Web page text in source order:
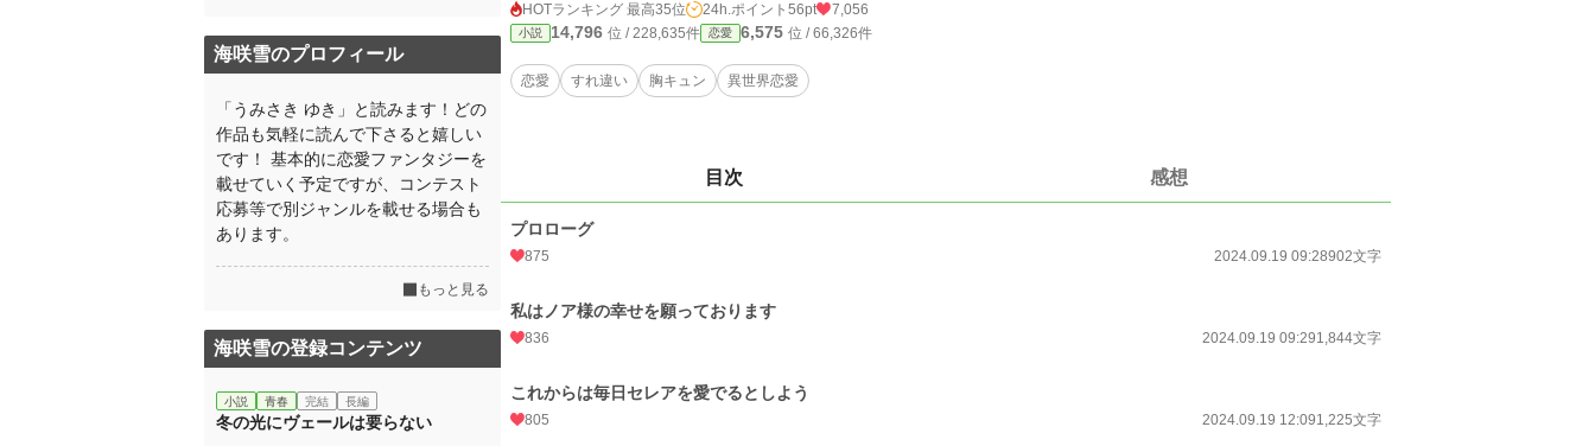
HOTランキング 最高35位 24h.ポイント 56pt 7,056
小説 14,796 位 / 228,635件 恋愛 6,575 位 / 66,326件
恋愛 すれ違い 胸キュン 異世界恋愛
目次 感想
プロローグ
875 2024.09.19 09:28902文字
私はノア様の幸せを願っております
836 2024.09.19 09:291,844文字
これからは毎日セレアを愛でるとしよう
805 2024.09.19 12:091,225文字
海咲雪のプロフィール
「うみさき ゆき」と読みます！どの
作品も気軽に読んで下さると嬉しい
です！ 基本的に恋愛ファンタジーを
載せていく予定ですが、コンテスト
応募等で別ジャンルを載せる場合も
あります。
もっと見る
海咲雪の登録コンテンツ
小説 青春 完結 長編
冬の光にヴェールは要らない